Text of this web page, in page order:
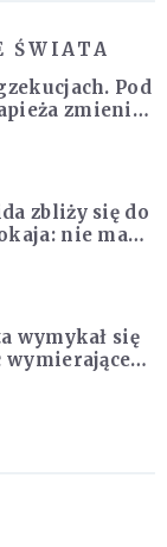
ŚWIATA
Pod
zmienił
zbliży się do
nie ma
wymykał się
wymierające